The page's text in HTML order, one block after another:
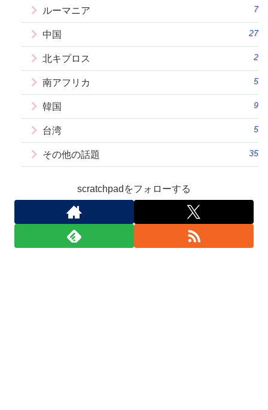
ルーマニア 7
中国 27
北キプロス 2
南アフリカ 5
韓国 9
台湾 5
その他の話題 35
scratchpadをフォローする